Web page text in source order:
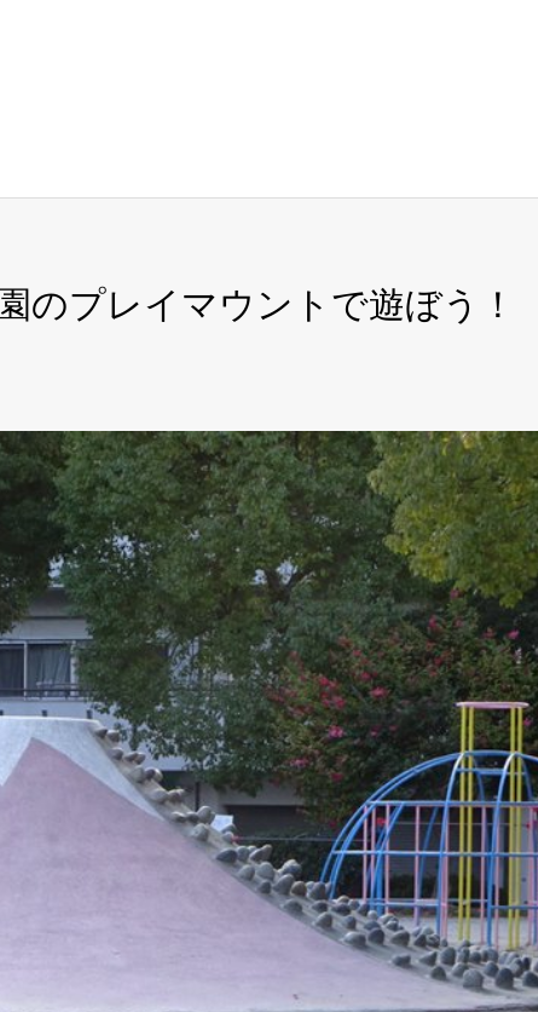
のプレイマウントで遊ぼう！